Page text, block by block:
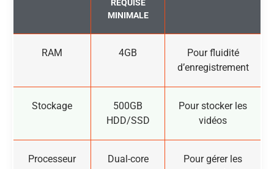
REQUISE
MINIMALE
RAM 4GB
Pour fluidité
d’enregistrement
Stockage
500GB
HDD/SSD
Pour stocker les
vidéos
Processeur Dual-core
Pour gérer les